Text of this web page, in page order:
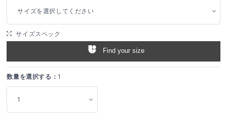
サイズを選択してください
サイズスペック
Find your size
数量を選択する： 1